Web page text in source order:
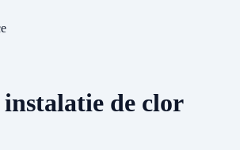
de clor